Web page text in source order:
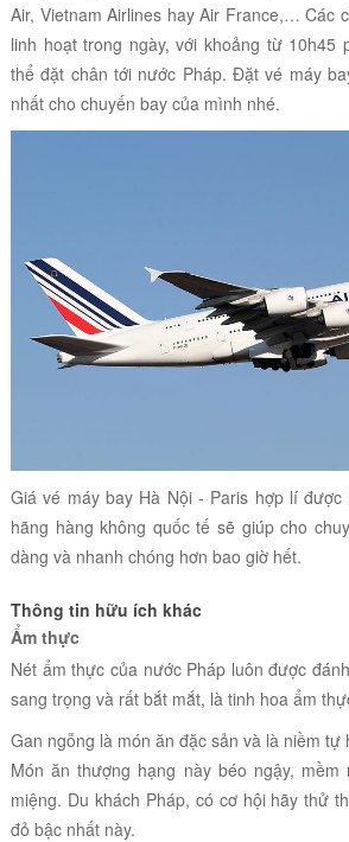
Air, Vietnam Airlines hay Air France,… Các
linh hoạt trong ngày, với khoảng từ 10h45
thể đặt chân tới nước Pháp. Đặt vé máy
nhất cho chuyến bay của mình nhé.
Giá vé máy bay Hà Nội - Paris hợp lí được
hãng hàng không quốc tế sẽ giúp cho
dàng và nhanh chóng hơn bao giờ hết.
Thông tin hữu ích khác
Ẩm thực
Nét ẩm thực của nước Pháp luôn được
sang trọng và rất bắt mắt, là tinh hoa ẩm
Gan ngỗng là món ăn đặc sản và là niềm tự
Món ăn thượng hạng này béo ngậy,
miệng. Du khách Pháp, có cơ hội hãy thử
đỏ bậc nhất này.